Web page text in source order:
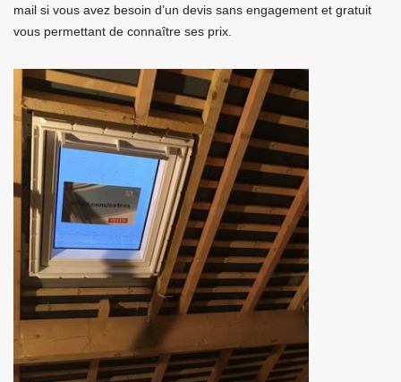
mail si vous avez besoin d’un devis sans engagement et gratuit
vous permettant de connaître ses prix.